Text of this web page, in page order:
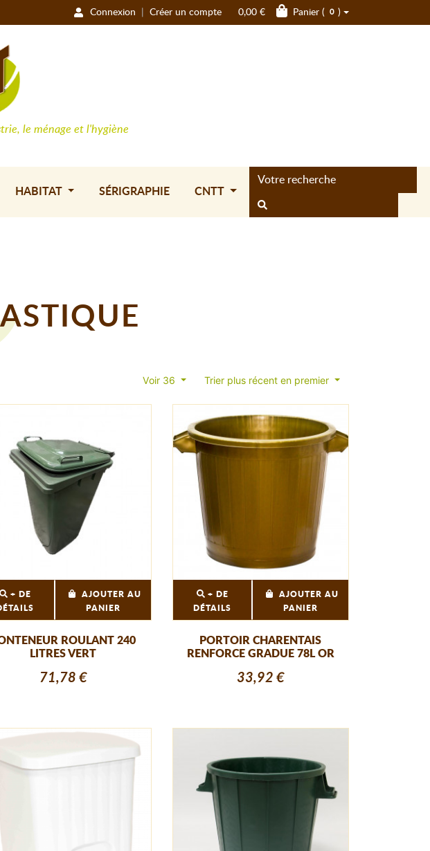
Connexion Créer un compte 0,00 € Panier ( 0 )
le ménage et l'hygiène
HABITAT SÉRIGRAPHIE CNTT
Voir 36 Trier plus récent en premier
+ DE
AJOUTER AU
PANIER
ROULANT 240
LITRES VERT
71,78 €
+ DE
DÉTAILS
AJOUTER AU
PANIER
PORTOIR CHARENTAIS
RENFORCE GRADUE 78L OR
33,92 €